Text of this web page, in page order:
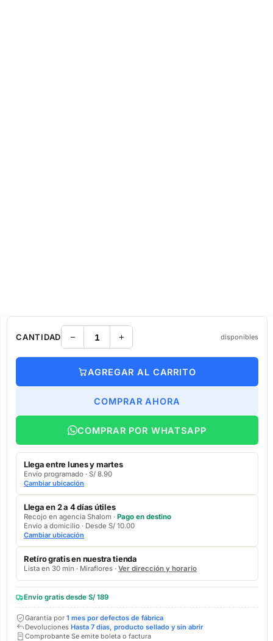
CANTIDAD disponibles
AGREGAR AL CARRITO
COMPRAR AHORA
COMPRAR POR WHATSAPP
Llega entre lunes y martes
Envío programado · S/ 8.90
Cambiar ubicación
Llega en 2 a 4 días útiles
Recojo en agencia Shalom · Pago en destino
Envío a domicilio · Desde S/ 10.00
Cambiar ubicación
Retíro gratis en nuestra tienda
Lista en 30 min · Miraflores · Ver dirección y horario
Envío gratis desde S/ 189
Garantía por 1 mes por defectos de fábrica
Devoluciones Hasta 7 días, producto sellado y sin abrir
Comprobante Se emite boleta o factura